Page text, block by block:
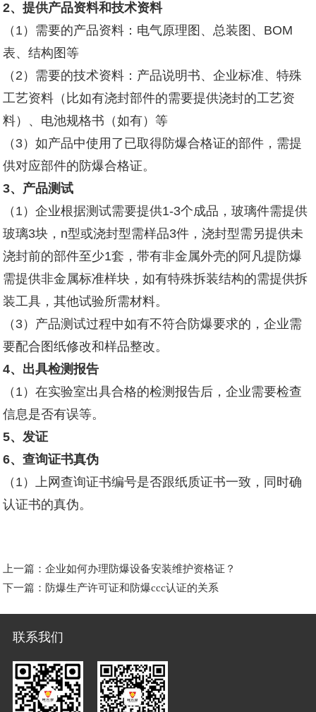
2、提供产品资料和技术资料
（1）需要的产品资料：电气原理图、总装图、BOM
表、结构图等
（2）需要的技术资料：产品说明书、企业标准、特殊
工艺资料（比如有浇封部件的需要提供浇封的工艺资
料）、电池规格书（如有）等
（3）如产品中使用了已取得防爆合格证的部件，需提
供对应部件的防爆合格证。
3、产品测试
（1）企业根据测试需要提供1-3个成品，玻璃件需提供
玻璃3块，n型或浇封型需样品3件，浇封型需另提供未
浇封前的部件至少1套，带有非金属外壳的 阿凡提防爆
需提供非金属标准样块，如有特殊拆装结构的需提供拆
装工具，其他试验所需材料。
（3）产品测试过程中如有不符合防爆要求的，企业需
要配合图纸修改和样品整改。
4、出具检测报告
（1）在实验室出具合格的检测报告后，企业需要检查
信息是否有误等。
5、发证
6、查询证书真伪
（1）上网查询证书编号是否跟纸质证书一致，同时确
认证书的真伪。
上一篇：企业如何办理防爆设备安装维护资格证？
下一篇： 防爆生产许可证和防爆ccc认证的关系
联系我们